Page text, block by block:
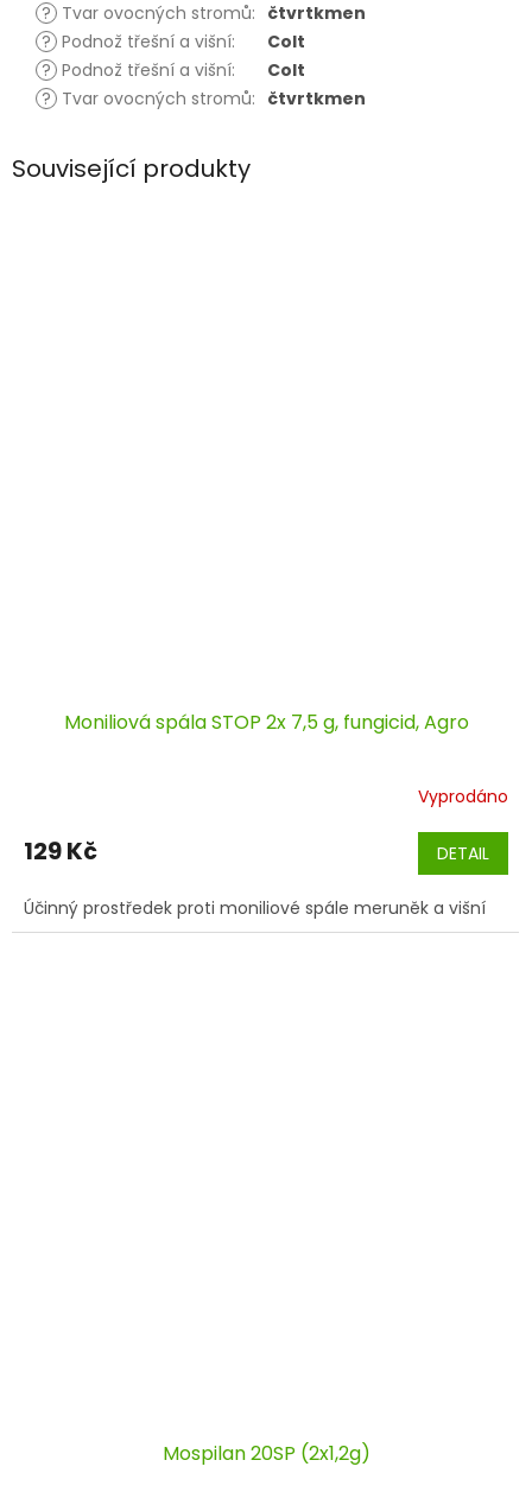
? Tvar ovocných stromů: čtvrtkmen
? Podnož třešní a višní:
Colt
? Podnož třešní a višní:
Colt
? Tvar ovocných stromů: čtvrtkmen
Související produkty
Moniliová spála STOP 2x 7,5 g, fungicid, Agro
Vyprodáno
129 Kč DETAIL
Účinný prostředek proti moniliové spále meruněk a višní
Mospilan 20SP (2x1,2g)